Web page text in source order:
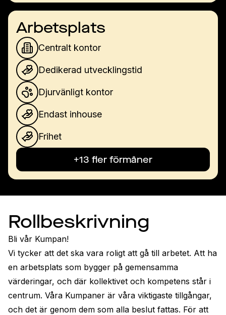
Arbetsplats
Centralt kontor
Dedikerad utvecklingstid
Djurvänligt kontor
Endast inhouse
Frihet
+13 fler förmåner
Rollbeskrivning
Bli vår Kumpan!
Vi tycker att det ska vara roligt att gå till arbetet. Att ha
en arbetsplats som bygger på gemensamma
värderingar, och där kollektivet och kompetens står i
centrum. Våra Kumpaner är våra viktigaste tillgångar,
och det är genom dem som alla beslut fattas. För att